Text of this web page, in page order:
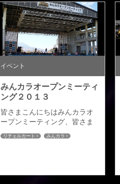
レビューを書いていただきま
したみんカラユーザー皆様の
お陰でエアロパーツ「アルフ
ァード／ヴェルファイア」 部
門１位、「エルグランド」部
門１位 、をいた...
イベント
みんカラオープンミーティ
ング２０１３
皆さまこんにちはみんカラオ
ープンミーティング、皆さま
お疲れ様でした。天候にも恵
まれ、沢山の方にご来場いた
リチェルカート みんカラ